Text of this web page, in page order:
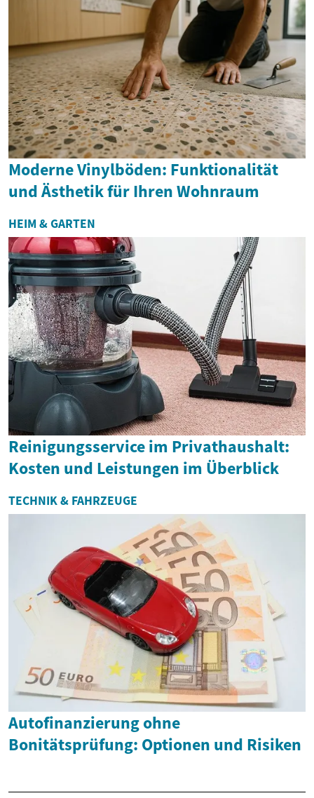
Moderne Vinylböden: Funktionalität
und Ästhetik für Ihren Wohnraum
HEIM & GARTEN
Reinigungsservice im Privathaushalt:
Kosten und Leistungen im Überblick
TECHNIK & FAHRZEUGE
Autofinanzierung ohne
Bonitätsprüfung: Optionen und Risiken